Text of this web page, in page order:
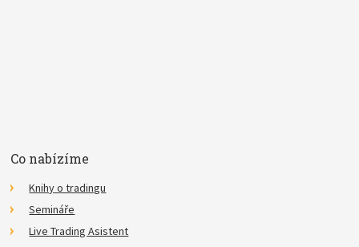
Co nabízíme
Knihy o tradingu
Semináře
Live Trading Asistent